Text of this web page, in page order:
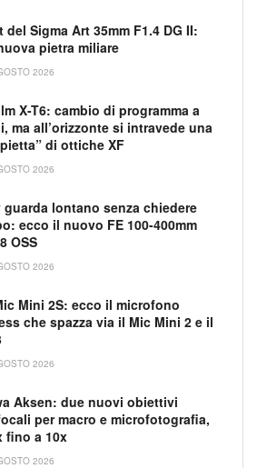
del Sigma Art 35mm F1.4 DG II:
pietra miliare
2026
X-T6: cambio di programma a
ma all’orizzonte si intravede una
di ottiche XF
2026
guarda lontano senza chiedere
ecco il nuovo FE 100-400mm
OSS
2026
Mini 2S: ecco il microfono
che spazza via il Mic Mini 2 e il
2026
Aksen: due nuovi obiettivi
per macro e microfotografia,
fino a 10x
2026